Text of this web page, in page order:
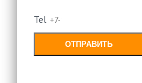
Tel
ОТПРАВИТЬ